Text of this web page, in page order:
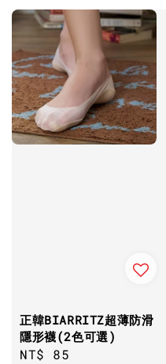
正韓BIARRITZ超薄防滑
隱形襪(2色可選)
Regular
NT$ 85